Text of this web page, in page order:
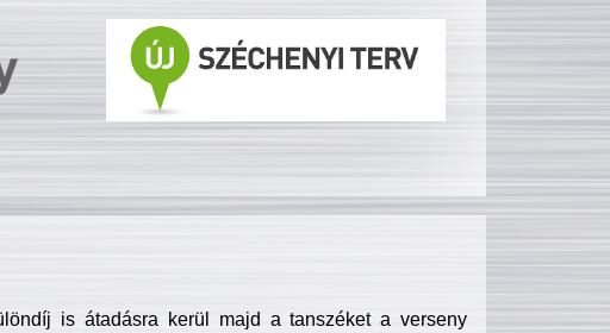
is átadásra kerül majd a tanszéket a verseny